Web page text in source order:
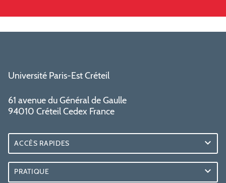
Université Paris-Est Créteil
61 avenue du Général de Gaulle
94010 Créteil Cedex France
ACCÈS RAPIDES
PRATIQUE